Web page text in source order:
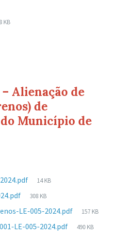
KB
Alienação de
de
Município de
Tamanho
arquivo:
14 KB
Tamanho
arquivo:
308 KB
LE-005-2024.pdf
Tamanho
arquivo:
157 KB
LE-005-2024.pdf
Tamanho
490 KB